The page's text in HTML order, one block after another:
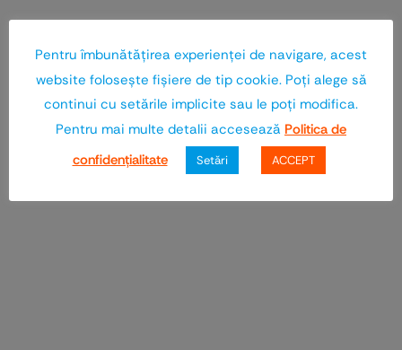
Pentru îmbunătăţirea experienţei de navigare, acest
website foloseşte fişiere de tip cookie. Poţi alege să
continui cu setările implicite sau le poţi modifica.
Pentru mai multe detalii accesează Politica de
confidenţialitate
Setări ACCEPT